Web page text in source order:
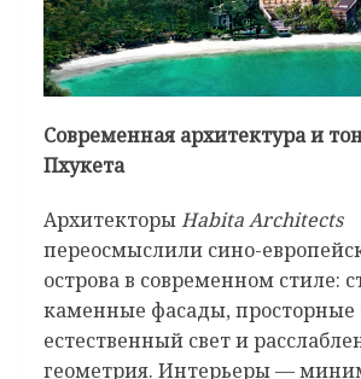
Современная архитектура и
Пхукета
АрхитекторыHabita Architects
переосмыслили сино-
острова в современном стиле:
каменные фасады, просторные
естественный свет и
геометрия. Интерьеры —